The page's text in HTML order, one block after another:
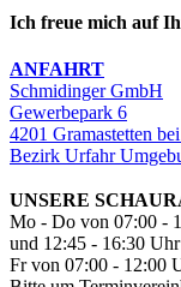
Ich freue mich auf
ANFAHRT
Schmidinger GmbH
Gewerbepark 6
4201 Gramastetten
Bezirk Urfahr
UNSERE
Mo - Do von 07:00 -
und 12:45 - 16:30 Uhr
Fr von 07:00 - 12:00